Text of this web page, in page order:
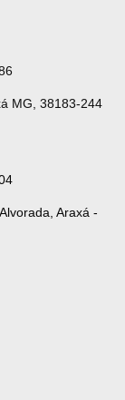
MG, 38183-244
Araxá -